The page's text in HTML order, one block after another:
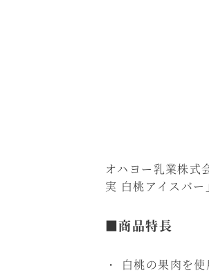
オハヨー乳業株式
実 白桃アイスバー
■商品特長
白桃の果肉を